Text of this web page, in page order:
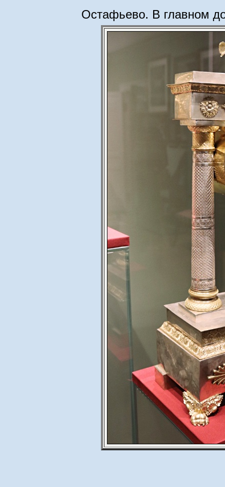
Остафьево. В главном